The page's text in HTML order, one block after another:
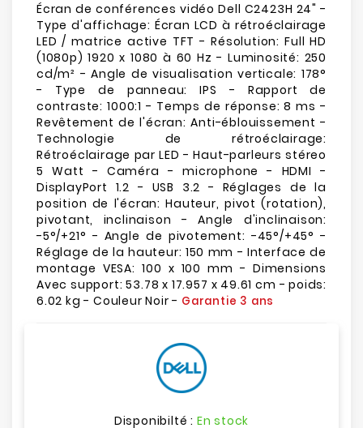
Écran de conférences vidéo Dell C2423H 24" -
Type d'affichage: Écran LCD à rétroéclairage
LED / matrice active TFT - Résolution: Full HD
(1080p) 1920 x 1080 à 60 Hz - Luminosité: 250
cd/m² - Angle de visualisation verticale: 178°
- Type de panneau: IPS - Rapport de
contraste: 1000:1 - Temps de réponse: 8 ms -
Revêtement de l'écran: Anti-éblouissement -
Technologie de rétroéclairage:
Rétroéclairage par LED - Haut-parleurs stéreo
5 Watt - Caméra - microphone - HDMI -
DisplayPort 1.2 - USB 3.2 - Réglages de la
position de l'écran: Hauteur, pivot (rotation),
pivotant, inclinaison - Angle d'inclinaison:
-5°/+21° - Angle de pivotement: -45°/+45° -
Réglage de la hauteur: 150 mm - Interface de
montage VESA: 100 x 100 mm - Dimensions
Avec support: 53.78 x 17.957 x 49.61 cm - poids:
6.02 kg - Couleur Noir - Garantie 3 ans
Disponibilté : En stock